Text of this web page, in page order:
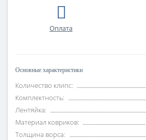
Оплата
Основные характеристики
Количество клипс:
Комплектность:
Лентяйка:
Материал ковриков:
Толщина ворса: